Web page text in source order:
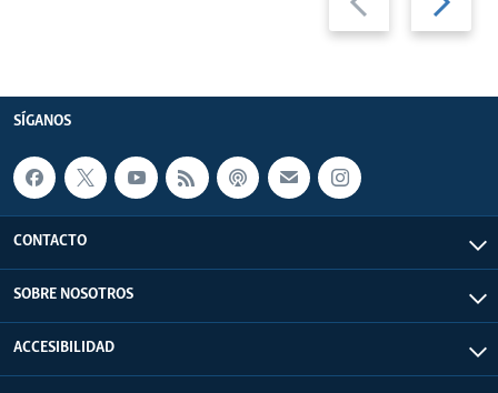
slide
slide
SÍGANOS
CONTACTO
SOBRE NOSOTROS
ACCESIBILIDAD